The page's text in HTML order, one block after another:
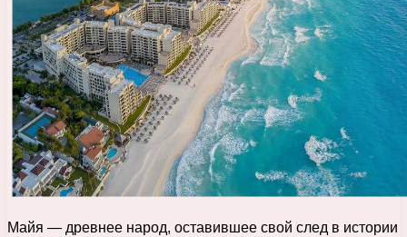
Майя — древнее народ, оставившее свой след в истории